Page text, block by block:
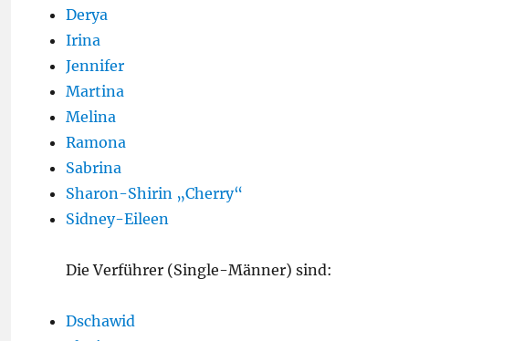
Derya
Irina
Jennifer
Martina
Melina
Ramona
Sabrina
Sharon-Shirin „Cherry“
Sidney-Eileen
Die Verführer (Single-Männer) sind:
Dschawid